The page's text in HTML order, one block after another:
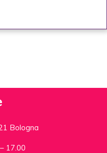
Bologna
17.00